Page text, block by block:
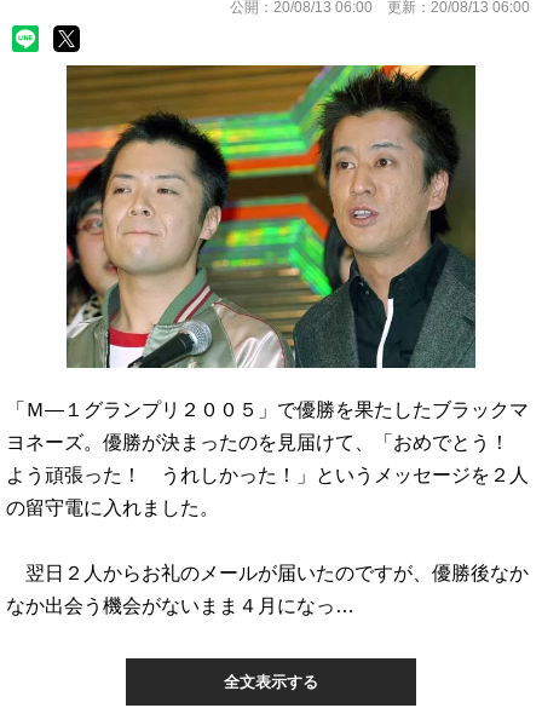
公開： 20/08/13 06:00 更新： 20/08/13 06:00
「Ｍ―１グランプリ２００５」で優勝を果たしたブラックマ
ヨネーズ。優勝が決まったのを見届けて、「おめでとう！
よう頑張った！ うれしかった！」というメッセージを２人
の留守電に入れました。
翌日２人からお礼のメールが届いたのですが、優勝後なか
なか出会う機会がないまま４月になっ…
全文表示する